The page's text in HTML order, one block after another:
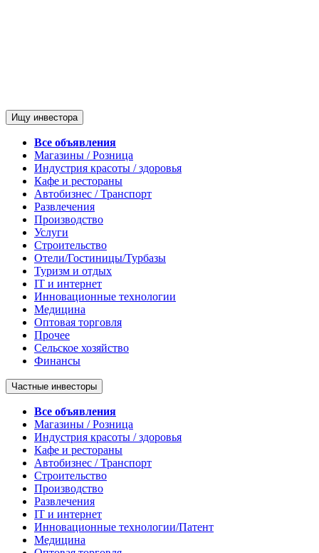
Ищу инвестора
Все объявления
Магазины / Розница
Индустрия красоты / здоровья
Кафе и рестораны
Автобизнес / Транспорт
Развлечения
Производство
Услуги
Строительство
Отели/Гостиницы/Турбазы
Туризм и отдых
IT и интернет
Инновационные технологии
Медицина
Оптовая торговля
Прочее
Сельское хозяйство
Финансы
Частные инвесторы
Все объявления
Магазины / Розница
Индустрия красоты / здоровья
Кафе и рестораны
Автобизнес / Транспорт
Строительство
Производство
Развлечения
IT и интернет
Инновационные технологии/Патент
Медицина